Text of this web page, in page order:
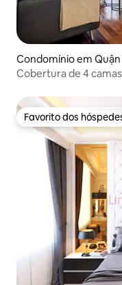
Condomínio em Quận
Cobertura de 4
Favorito dos
Favorito dos